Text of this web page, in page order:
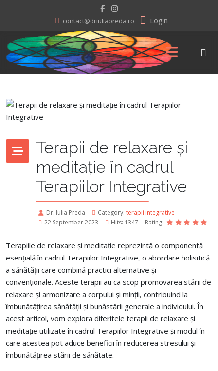
Login
contact@driuliapreda.ro
Terapii de relaxare și
meditație în cadrul
Terapiilor Integrative
Dr. Iulia Preda Category: terapii integrative
22 September 2023
Hits: 1347 Rating:
Terapiile de relaxare și meditație reprezintă o componentă
esențială în cadrul Terapiilor Integrative, o abordare holisitică
a sănătății care combină practici alternative și
convenționale. Aceste terapii au ca scop promovarea stării de
relaxare și armonizare a corpului și minții, contribuind la
îmbunătățirea sănătății și bunăstării generale a individului. În
acest articol, vom explora diferitele terapii de relaxare și
meditație utilizate în cadrul Terapiilor Integrative și modul în
care acestea pot aduce beneficii în reducerea stresului și
îmbunătățirea stării de sănătate.